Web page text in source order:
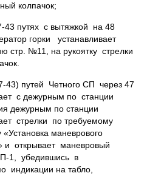
колпачок;
путях с вытяжкой на 48
горки устанавливает
стр. №11, на рукоятку стрелки
43) путей Четного СП через 47
с дежурным по станции
дежурным по станции
стрелки по требуемому
маневрового
открывает маневровый
1, убедившись в
индикации на табло,